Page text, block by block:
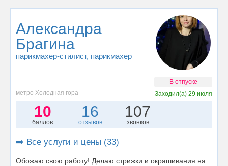
Александра
Брагина
парикмахер-стилист, парикмахер
В отпуске
метро Холодная гора
Заходил(а) 29 июля
10
баллов
16
отзывов
107
звонков
➡️ Все услуги и цены (33)
Обожаю свою работу! Делаю стрижки и окрашивания на